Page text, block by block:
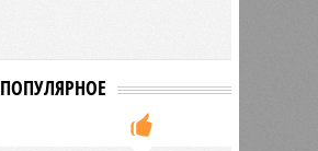
ПОПУЛЯРНОЕ